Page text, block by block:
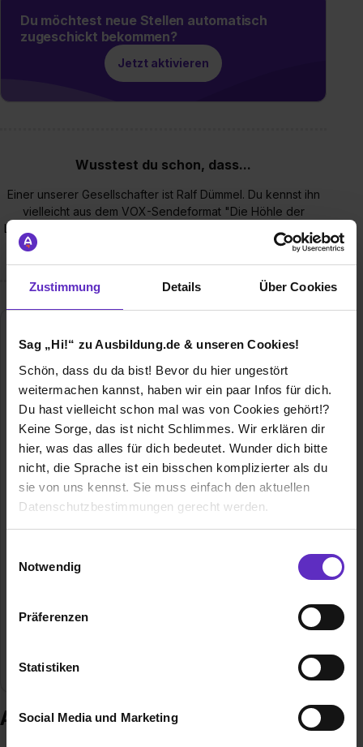
Zustimmung Details Über Cookies
Sag „Hi!“ zu Ausbildung.de & unseren Cookies!
Schön, dass du da bist! Bevor du hier ungestört
weitermachen kannst, haben wir ein paar Infos für dich.
Du hast vielleicht schon mal was von Cookies gehört!?
Keine Sorge, das ist nicht Schlimmes. Wir erklären dir
hier, was das alles für dich bedeutet. Wunder dich bitte
nicht, die Sprache ist ein bisschen komplizierter als du
sie von uns kennst. Sie muss einfach den aktuellen
Datenschutzbestimmungen gerecht werden.
Benutzung der Webseite getroffenen Einstellungen zu
Webseite zu analysieren („Statistiken“), um
Informationen zu deiner Verwendung unserer Website an
Analysen weiterzugeben und um Inhalte und Anzeigen zu
Notwendig
Präferenzen
Statistiken
Social Media und Marketing
Du möchtest neue Stellen automatisch
zugeschickt bekommen?
Jetzt aktivieren
Wusstest du schon, dass...
Einer unserer Gesellschafter ist Ralf Dümmel. Du kennst ihn
vielleicht aus dem VOX-Sendeformat "Die Höhle der
Löwen"?! Dort sitzt er in der Jury und investiert gern in gute
DS Produkte GmbH
Stormarnring 14
22145 Stapelfeld
Gründungsjahr 1973
ca. 300
PR
Ausbildung bei DS Produkte GmbH